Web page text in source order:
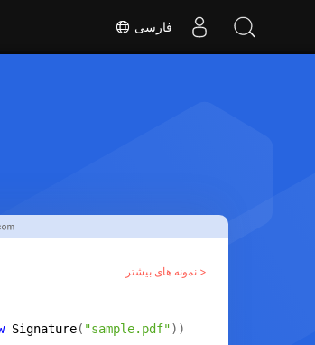
فارسی
نمونه های بیشتر >
Signature( "sample.pdf"